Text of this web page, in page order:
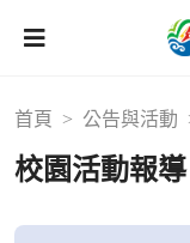
首頁 公告與活動
校園活動報導